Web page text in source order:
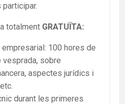
totalment GRATUÏTA:
100 hores de
vesprada, sobre
aspectes jurídics i
durant les primeres